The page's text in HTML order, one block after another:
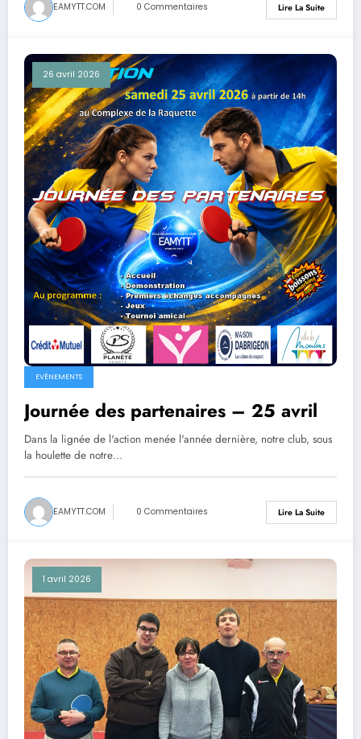
EAMYTT.COM 0 Commentaires Lire La Suite
26 avril 2026
EVÈNEMENTS
Journée des partenaires – 25 avril
Dans la lignée de l'action menée l'année dernière, notre club, sous
la houlette de notre…
EAMYTT.COM 0 Commentaires Lire La Suite
1 avril 2026